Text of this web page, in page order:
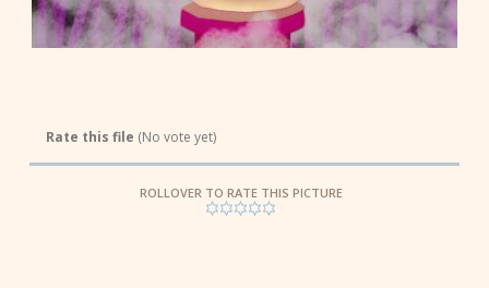
Rate this file (No vote yet)
ROLLOVER TO RATE THIS PICTURE